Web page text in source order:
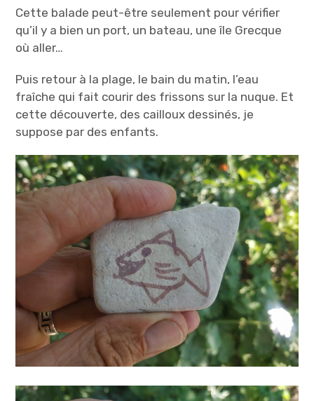
Cette balade peut-être seulement pour vérifier
qu’il y a bien un port, un bateau, une île Grecque
où aller…
Puis retour à la plage, le bain du matin, l’eau
fraîche qui fait courir des frissons sur la nuque. Et
cette découverte, des cailloux dessinés, je
suppose par des enfants.